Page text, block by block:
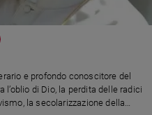
e profondo conoscitore del
di Dio, la perdita delle radici
la secolarizzazione della